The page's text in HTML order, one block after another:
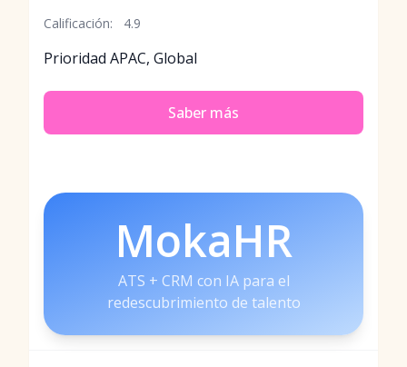
Calificación:
4.9
Prioridad APAC, Global
Saber más
MokaHR
ATS + CRM con IA para el
redescubrimiento de talento